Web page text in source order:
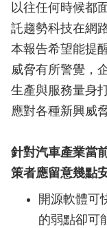
以往任何時候都
託趨勢科技在網
本報告希望能提
威脅有所警覺，
生產與服務量身
應對各種新興威
針對汽車產業當
策者應留意幾點
開源軟體可
的弱點卻可